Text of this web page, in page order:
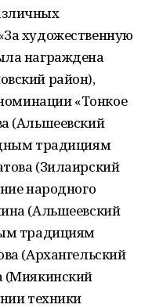
художественную
награждена
район),
«Тонкое
(Альшеевский
традициям
(Зилаирский
народного
(Альшеевский
традициям
(Архангельский
(Миякинский
техники